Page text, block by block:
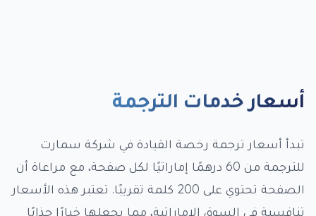
أسعار خدمات الترجمة
تبدأ أسعار ترجمة رخصة القيادة في شركة سمارت
للترجمة من 60 درهمًا إماراتيًا لكل صفحة، مع مراعاة أن
الصفحة تحتوي على 200 كلمة تقريبًا. تعتبر هذه الأسعار
تنافسية في السوق الإماراتية، مما يجعلها خيارًا جذابًا